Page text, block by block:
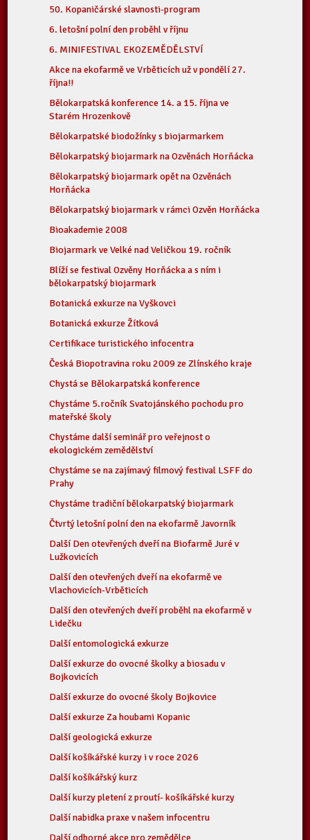
50. Kopaničárské slavnosti-program
6. letošní polní den proběhl v říjnu
6. MINIFESTIVAL EKOZEMĚDĚLSTVÍ
Akce na ekofarmě ve Vrběticích už v pondělí 27.
října!!
Bělokarpatská konference 14. a 15. října ve
Starém Hrozenkově
Bělokarpatské biodožínky s biojarmarkem
Bělokarpatský biojarmark na Ozvěnách Horňácka
Bělokarpatský biojarmark opět na Ozvěnách
Horňácka
Bělokarpatský biojarmark v rámci Ozvěn Horňácka
Bioakademie 2008
Biojarmark ve Velké nad Veličkou 19. ročník
Blíží se festival Ozvěny Horňácka a s ním i
bělokarpatský biojarmark
Botanická exkurze na Vyškovci
Botanická exkurze Žítková
Certifikace turistického infocentra
Česká Biopotravina roku 2009 ze Zlínského kraje
Chystá se Bělokarpatská konference
Chystáme 5.ročník Svatojánského pochodu pro
mateřské školy
Chystáme další seminář pro veřejnost o
ekologickém zemědělství
Chystáme se na zajímavý filmový festival LSFF do
Prahy
Chystáme tradiční bělokarpatský biojarmark
Čtvrtý letošní polní den na ekofarmě Javorník
Další Den otevřených dveří na Biofarmě Juré v
Lužkovicích
Další den otevřených dveří na ekofarmě ve
Vlachovicích-Vrběticích
Další den otevřených dveří proběhl na ekofarmě v
Lidečku
Další entomologická exkurze
Další exkurze do ovocné školky a biosadu v
Bojkovicích
Další exkurze do ovocné školy Bojkovice
Další exkurze Za houbami Kopanic
Další geologická exkurze
Další košíkářské kurzy i v roce 2026
Další košíkářský kurz
Další kurzy pletení z proutí- košíkářské kurzy
Další nabidka praxe v našem infocentru
Další odborné akce pro zemědělce